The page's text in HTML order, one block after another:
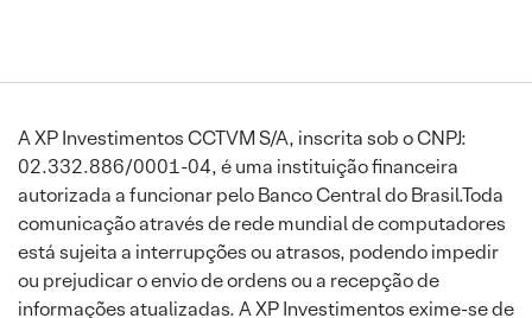
A XP Investimentos CCTVM S/A, inscrita sob o CNPJ:
02.332.886/0001-04, é uma instituição financeira
autorizada a funcionar pelo Banco Central do Brasil.Toda
comunicação através de rede mundial de computadores
está sujeita a interrupções ou atrasos, podendo impedir
ou prejudicar o envio de ordens ou a recepção de
informações atualizadas. A XP Investimentos exime-se de